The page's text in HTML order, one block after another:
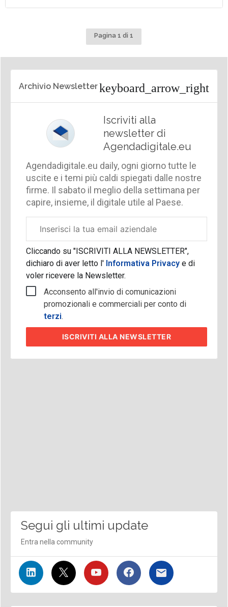
Pagina 1 di 1
Archivio Newsletter
Iscriviti alla
newsletter di
Agendadigitale.eu
Agendadigitale.eu daily, ogni giorno tutte le
uscite e i temi più caldi spiegati dalle nostre
firme. Il sabato il meglio della settimana per
capire, insieme, il digitale utile al Paese.
aziendale
Cliccando su "ISCRIVITI ALLA NEWSLETTER",
dichiaro di aver letto l'Informativa Privacy e di
voler ricevere la Newsletter.
Acconsento all'invio di comunicazioni
promozionali e commerciali per conto di
terzi.
ISCRIVITI ALLA NEWSLETTER
Segui gli ultimi update
Entra nella community